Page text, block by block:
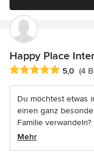
Happy Place
Durchschnittliche
5,0 (4
Du möchtest etwas
einen ganz
Familie
Mehr